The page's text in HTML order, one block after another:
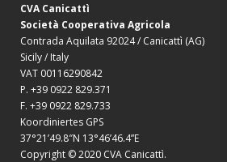
CVA Canicattì
Società Cooperativa Agricola
Contrada Aquilata 92024 / Canicattì (AG)
Sicily / Italy
VAT 00116290842
P. +39 0922 829.371
F. +39 0922 829.733
Koordiniertes GPS
37°21’49.8″N 13°46’46.4”E
Copyright © 2020 CVA Canicattì.